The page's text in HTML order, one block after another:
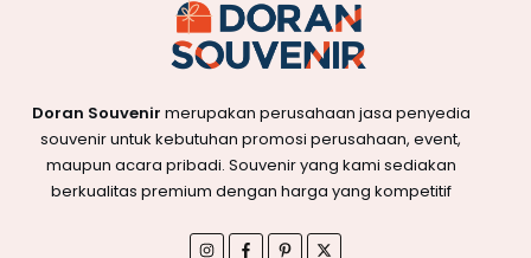
Doran Souvenir merupakan perusahaan jasa penyedia
souvenir untuk kebutuhan promosi perusahaan, event,
maupun acara pribadi. Souvenir yang kami sediakan
berkualitas premium dengan harga yang kompetitif